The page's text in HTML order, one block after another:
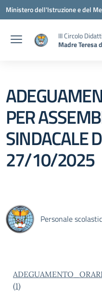
Vai ai contenuti
Vai al menu di navigazione
Vai al footer
Ministero dell'Istruzione e del
III Circolo
Madre Teresa
PER
SINDACALE
27/10/2025
Personale
(1)